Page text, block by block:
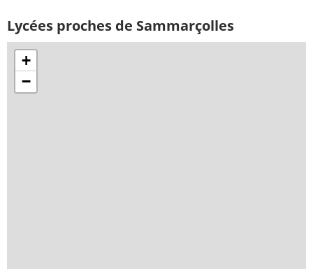
Lycées proches de Sammarçolles
+
−